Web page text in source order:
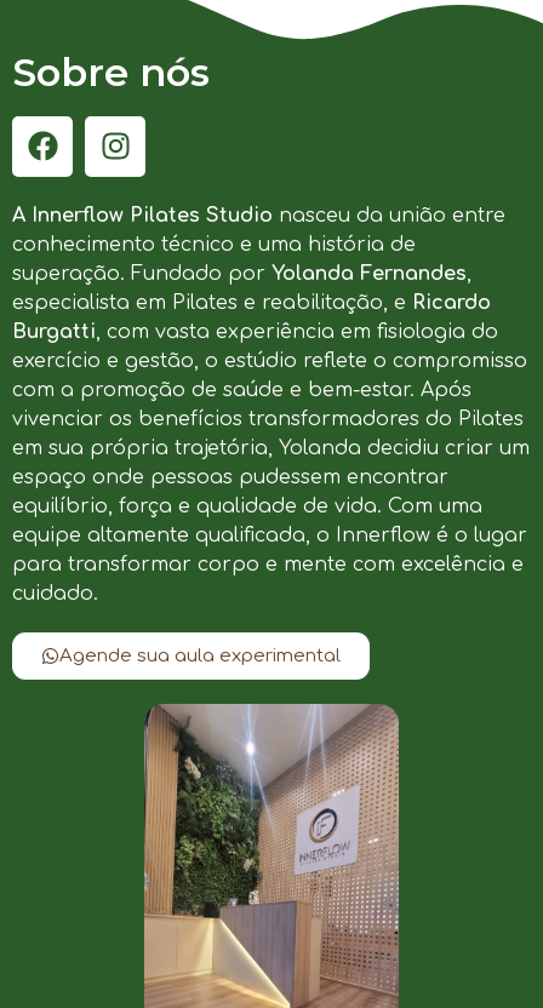
Sobre nós
A Innerflow Pilates Studio nasceu da união entre
conhecimento técnico e uma história de
superação. Fundado por Yolanda Fernandes,
especialista em Pilates e reabilitação, e Ricardo
Burgatti, com vasta experiência em fisiologia do
exercício e gestão, o estúdio reflete o compromisso
com a promoção de saúde e bem-estar. Após
vivenciar os benefícios transformadores do Pilates
em sua própria trajetória, Yolanda decidiu criar um
espaço onde pessoas pudessem encontrar
equilíbrio, força e qualidade de vida. Com uma
equipe altamente qualificada, o Innerflow é o lugar
para transformar corpo e mente com excelência e
cuidado.
Agende sua aula experimental